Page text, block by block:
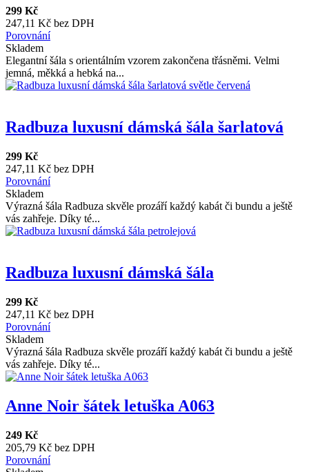
299 Kč
247,11 Kč bez DPH
Porovnání
Skladem
Elegantní šála s orientálním vzorem zakončena třásněmi. Velmi
jemná, měkká a hebká na...
Radbuza luxusní dámská šála šarlatová
299 Kč
247,11 Kč bez DPH
Porovnání
Skladem
Výrazná šála Radbuza skvěle prozáří každý kabát či bundu a ještě
vás zahřeje. Díky té...
Radbuza luxusní dámská šála
299 Kč
247,11 Kč bez DPH
Porovnání
Skladem
Výrazná šála Radbuza skvěle prozáří každý kabát či bundu a ještě
vás zahřeje. Díky té...
Anne Noir šátek letuška A063
249 Kč
205,79 Kč bez DPH
Porovnání